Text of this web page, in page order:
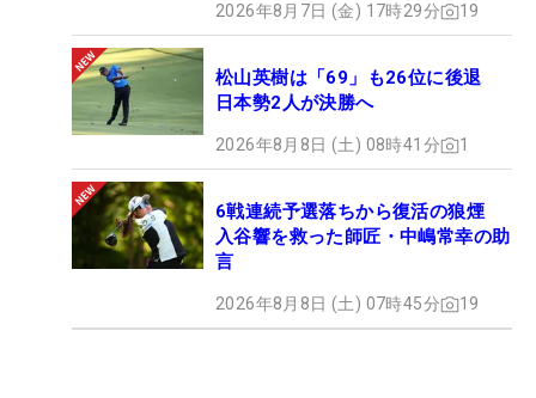
2026年8月7日 (金) 17時29分 19
松山英樹は「69」も26位に後退
日本勢2人が決勝へ
2026年8月8日 (土) 08時41分 1
6戦連続予選落ちから復活の狼煙
入谷響を救った師匠・中嶋常幸の助
言
2026年8月8日 (土) 07時45分 19